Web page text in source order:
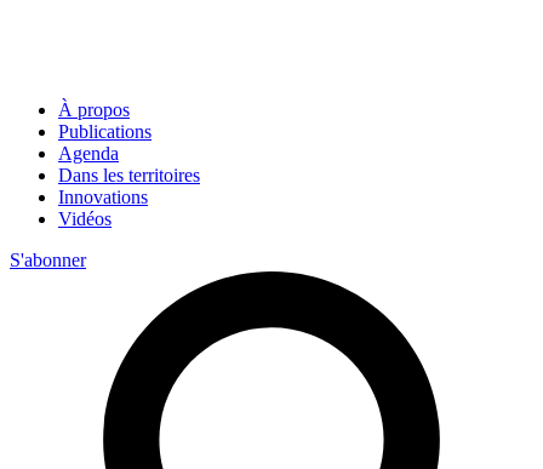
À propos
Publications
Agenda
Dans les territoires
Innovations
Vidéos
S'abonner